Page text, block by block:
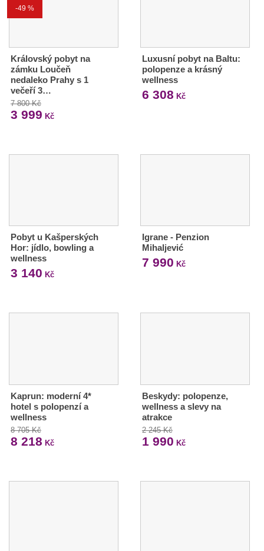
-49 %
Královský pobyt na
zámku Loučeň
nedaleko Prahy s 1
večeří 3…
7 800 Kč
3 999 Kč
Luxusní pobyt na Baltu:
polopenze a krásný
wellness
6 308 Kč
Pobyt u Kašperských
Hor: jídlo, bowling a
wellness
3 140 Kč
Igrane - Penzion
Mihaljević
7 990 Kč
Kaprun: moderní 4*
hotel s polopenzí a
wellness
8 705 Kč
8 218 Kč
Beskydy: polopenze,
wellness a slevy na
atrakce
2 245 Kč
1 990 Kč